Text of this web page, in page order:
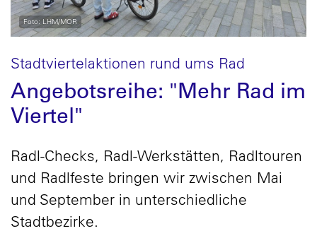
Stadtviertelaktionen rund ums Rad
Angebotsreihe: "Mehr Rad im
Viertel"
Radl-Checks, Radl-Werkstätten, Radltouren
und Radlfeste bringen wir zwischen Mai
und September in unterschiedliche
Stadtbezirke.
Foto: LHM/MOR